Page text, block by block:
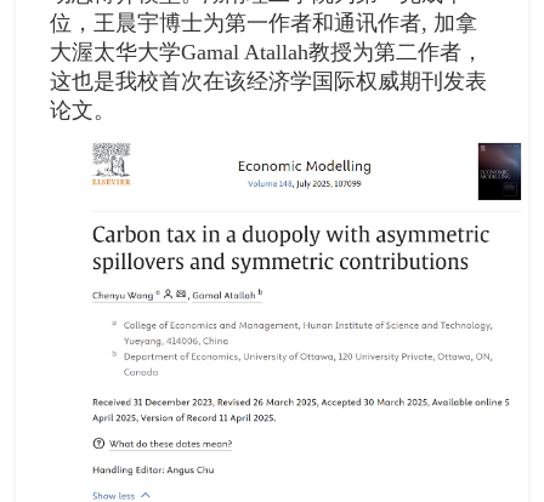
位，王晨宇博士为第一作者和通讯作者, 加拿
大渥太华大学Gamal Atallah教授为第二作者，
这也是我校首次在该经济学国际权威期刊发表
论文。